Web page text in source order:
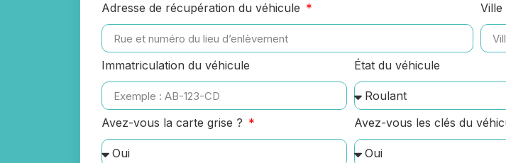
Adresse de récupération du véhicule Ville
Immatriculation du véhicule État du véhicule
Avez-vous la carte grise ? Avez-vous les clés du